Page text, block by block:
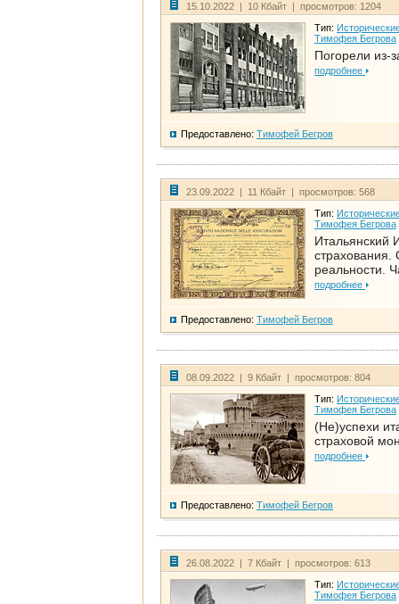
15.10.2022 | 10 Кбайт | просмотров: 1204
Тип:
Тимофея Бегрова
Погорели из-
подробнее
Предоставлено: Тимофей Бегров
23.09.2022 | 11 Кбайт | просмотров: 568
Тип:
Тимофея Бегрова
Итальянский
страхования.
реальности.
подробнее
Предоставлено: Тимофей Бегров
08.09.2022 | 9 Кбайт | просмотров: 804
Тип:
Тимофея Бегрова
(Не)успехи
страховой
подробнее
Предоставлено: Тимофей Бегров
26.08.2022 | 7 Кбайт | просмотров: 613
Тип:
Тимофея Бегрова